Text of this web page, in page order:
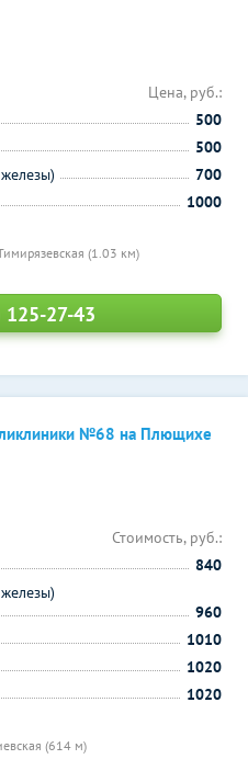
(1.03 км)
Цена, руб.:
500
500
700
1000
125-27-43
№68 на Плющихе
(614 м)
Стоимость, руб.:
840
960
1010
1020
1020